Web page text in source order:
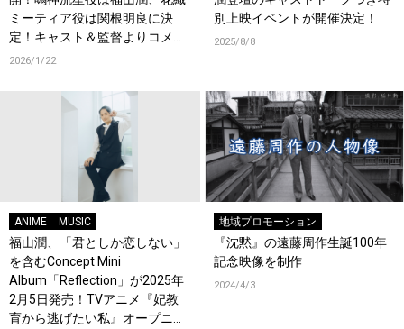
ミーティア役は関根明良に決
定！キャスト＆監督よりコメン
ト到着！
2026/1/22
別上映イベントが開催決定！
2025/8/8
ANIME MUSIC
福山潤、「君としか恋しない」
を含むConcept Mini
Album「Reflection」が2025年
2月5日発売！TVアニメ『妃教
育から逃げたい私』オープニン
地域プロモーション
『沈黙』の遠藤周作生誕100年
記念映像を制作
2024/4/3